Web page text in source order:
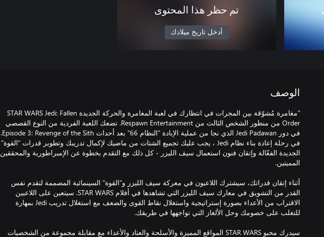
تم حظر هذا المحتوى
أدخل تاريخ ميلادك
الوصف
"مغامرة مُشوّقة بين المجرات في انتظارك في لعبة المغامرة والحركة الجديدة STAR WARS Jedi: Fallen
Order من منظور الشخص الثالث من Respawn Entertainment. تضعك اللعبة الفردية من النوع القصصي
في دور Jedi Padawan الذي نجا من عملية الإبادة "النظام 66" بعد أحداث Episode 3: Revenge of the Sith.
في رحلة إعادة بناء نظام Jedi ، يجب عليك تجميع الشتات من ماضيك لإكمال تدريبك وتطوير قدرات "القوة"
الجديدة الفعّالة وإتقان فنون استعمال سيف الليزر - كل ذلك مع التقدم بخطوة عن الإمبراطورية والمحققين
أثناء إتقان قدراتك، سيشترك اللاعبون في معركة سيف الليزر و"القوة" السينمائية المصممة لتقدم نفس
القدر من التشويق في معارك سيف الليزر التي تشاهدها في أفلام STAR WARS. سيتعين على اللاعبين
الاقتراب من الأعداء بصورة إستراتيجية واستغلال نقاط القوى والضعف مع استغلال تدريب Jedi بمهارة
سيدرك محبو STAR WARS المواقع المميزة والأسلحة والعتاد والأعداء مع مقابلة مجموعة من الشخصيات